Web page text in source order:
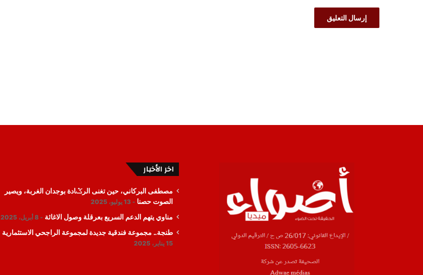
اخر الأخبار
مصطفى البركاني، حين تغنى الرݣادة بوجدان الغربة، ويصير
الصوت حصنا
13 يوليو، 2025
مناوي يتهم الدعم السريع بعرقلة وصول الاغاثة 8 أبريل، 2025
طنجة.. مجموعة فندقية جديدة لمجموعة الراجحي الاستثمارية
15 يناير، 2025